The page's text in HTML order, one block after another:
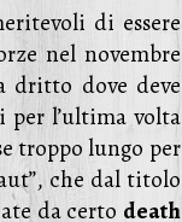
di essere
nel novembre
dritto dove deve
per l’ultima volta
troppo lungo per
che dal titolo
da certo death